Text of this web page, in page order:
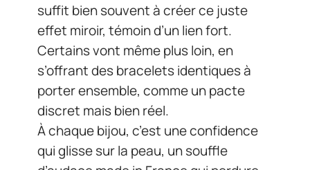
suffit bien souvent à créer ce juste
effet miroir, témoin d’un lien fort.
Certains vont même plus loin, en
s’offrant des bracelets identiques à
porter ensemble, comme un pacte
discret mais bien réel.
À chaque bijou, c’est une confidence
qui glisse sur la peau, un souffle